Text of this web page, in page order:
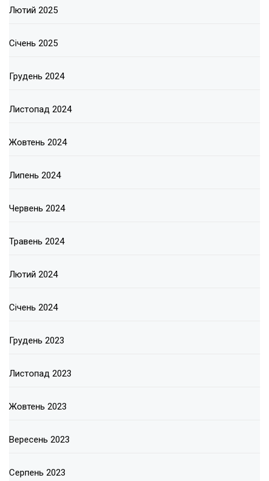
Лютий 2025
Січень 2025
Грудень 2024
Листопад 2024
Жовтень 2024
Липень 2024
Червень 2024
Травень 2024
Лютий 2024
Січень 2024
Грудень 2023
Листопад 2023
Жовтень 2023
Вересень 2023
Серпень 2023